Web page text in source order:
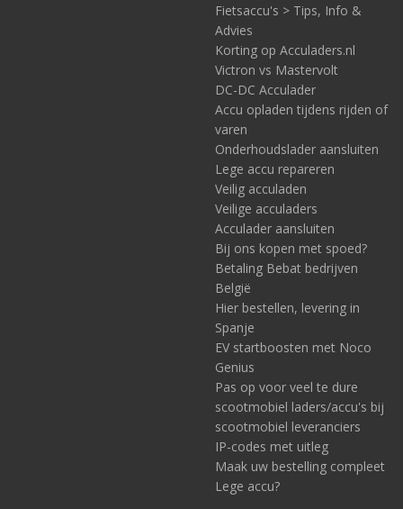
Fietsaccu's > Tips, Info &
Advies
Korting op Acculaders.nl
Victron vs Mastervolt
DC-DC Acculader
Accu opladen tijdens rijden of
varen
Onderhoudslader aansluiten
Lege accu repareren
Veilig acculaden
Veilige acculaders
Acculader aansluiten
Bij ons kopen met spoed?
Betaling Bebat bedrijven
België
Hier bestellen, levering in
Spanje
EV startboosten met Noco
Genius
Pas op voor veel te dure
scootmobiel laders/accu's bij
scootmobiel leveranciers
IP-codes met uitleg
Maak uw bestelling compleet
Lege accu?